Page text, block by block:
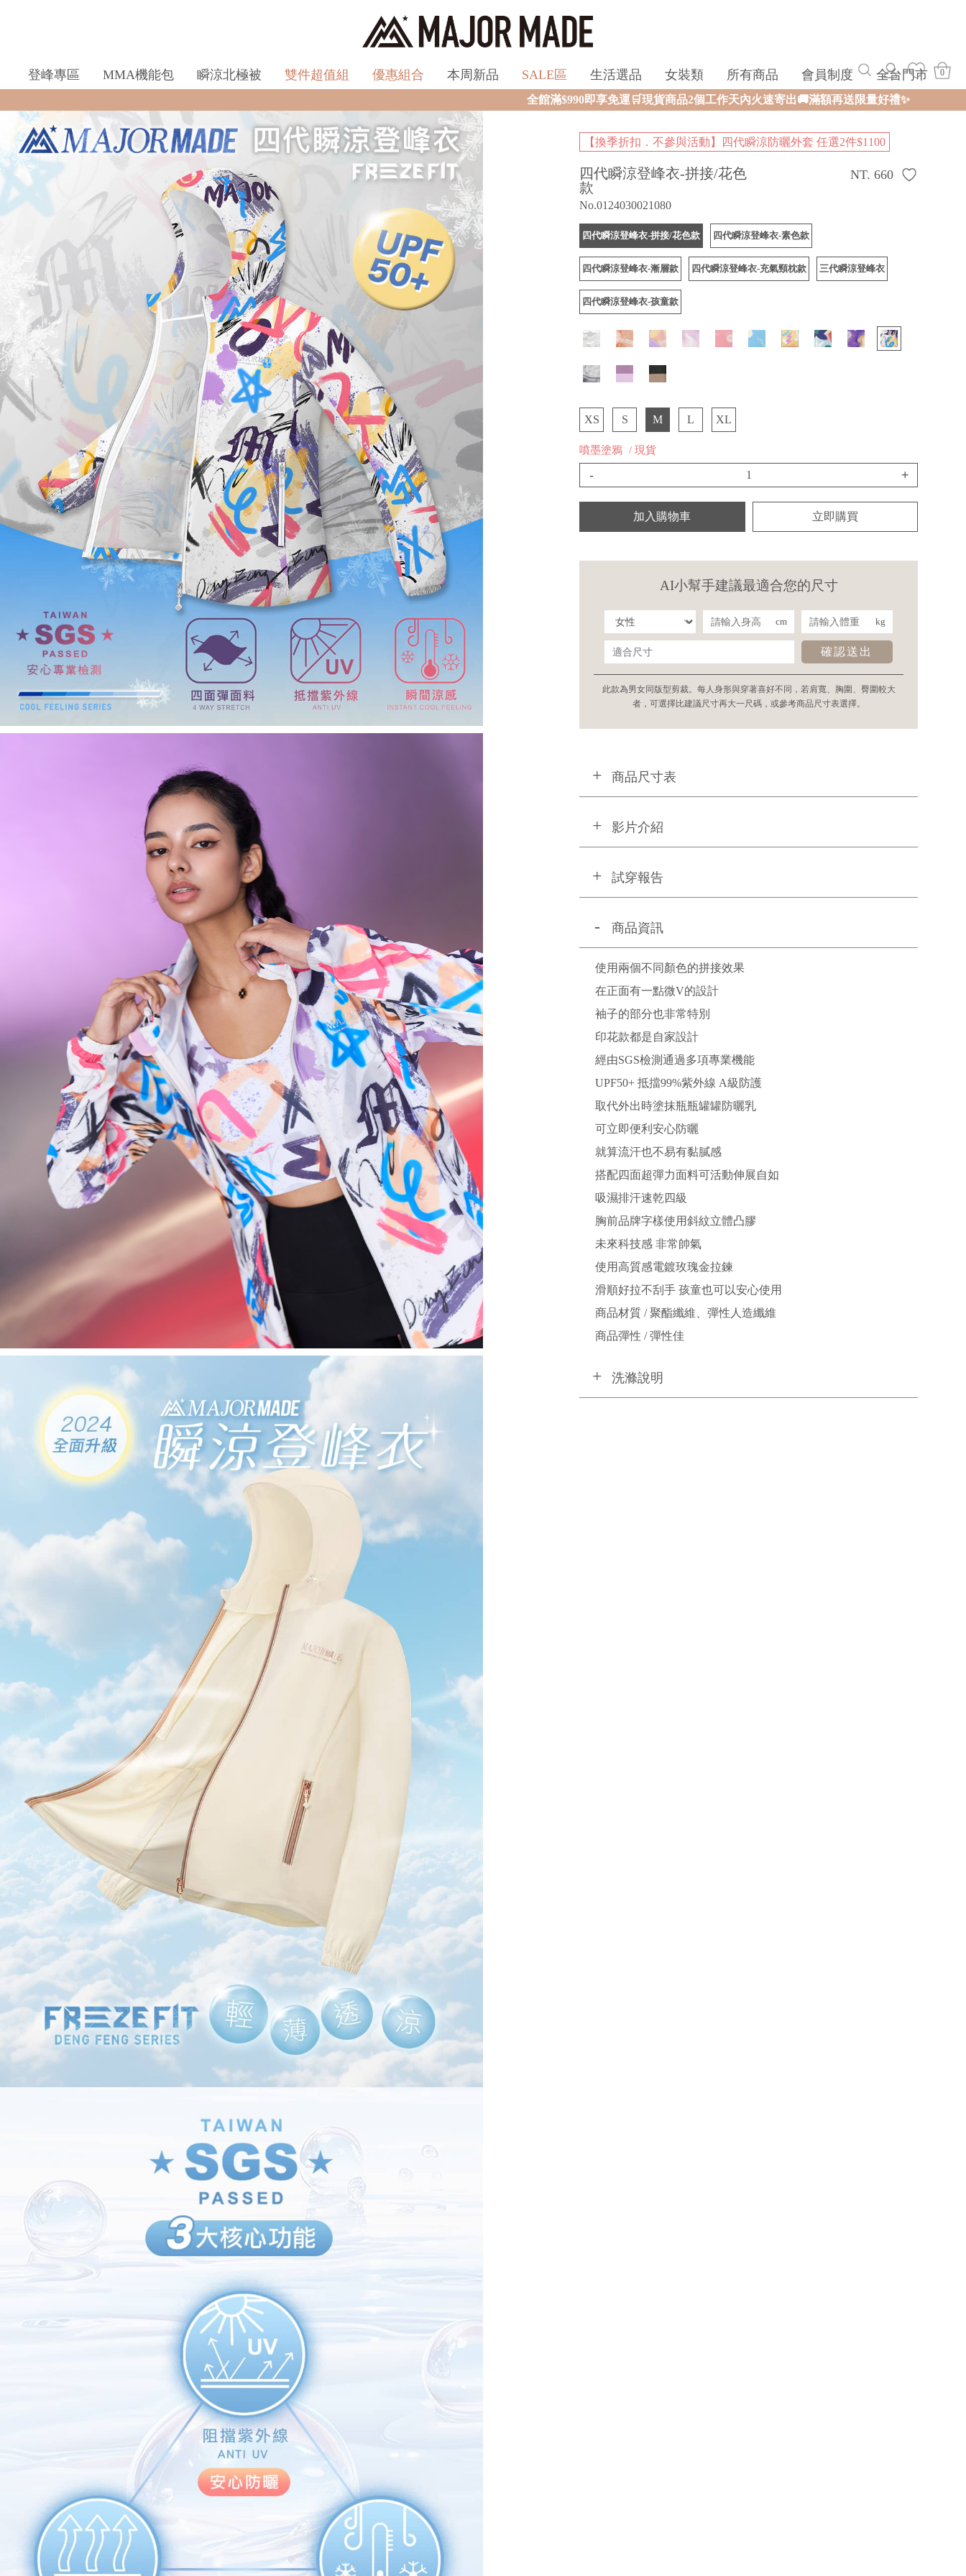
登峰專區 MMA機能包 瞬涼北極被 雙件超值組 優惠組合 本周新品 SALE區 生活選品 女裝類 所有商品 會員制度 全台門市 0
全館滿$990即享免運🛒現貨商品2個工作天內火速寄出🚚滿額再送限量好禮✨
【換季折扣．不參與活動】四代瞬涼防曬外套 任選2件$1100
四代瞬涼登峰衣-拼接/花色
款
No.0124030021080
NT. 660
四代瞬涼登峰衣-拼接/花色款 四代瞬涼登峰衣-素色款
四代瞬涼登峰衣-漸層款 四代瞬涼登峰衣-充氣頸枕款 三代瞬涼登峰衣
四代瞬涼登峰衣-孩童款
XS S M L XL
噴墨塗鴉 / 現貨
- +
加入購物車 立即購買
AI小幫手建議最適合您的尺寸
cm kg
確認送出
此款為男女同版型剪裁。每人身形與穿著喜好不同，若肩寬、胸圍、臀圍較大
者，可選擇比建議尺寸再大一尺碼，或參考商品尺寸表選擇。
商品尺寸表
影片介紹
試穿報告
商品資訊
使用兩個不同顏色的拼接效果
在正面有一點微V的設計
袖子的部分也非常特別
印花款都是自家設計
經由SGS檢測通過多項專業機能
UPF50+ 抵擋99%紫外線 A級防護
取代外出時塗抹瓶瓶罐罐防曬乳
可立即便利安心防曬
就算流汗也不易有黏膩感
搭配四面超彈力面料可活動伸展自如
吸濕排汗速乾四級
胸前品牌字樣使用斜紋立體凸膠
未來科技感 非常帥氣
使用高質感電鍍玫瑰金拉鍊
滑順好拉不刮手 孩童也可以安心使用
商品材質 / 聚酯纖維、彈性人造纖維
商品彈性 / 彈性佳
洗滌說明